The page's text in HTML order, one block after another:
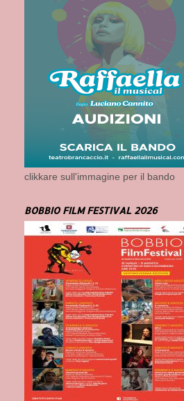
clikkare sull'immagine per il bando
BOBBIO FILM FESTIVAL 2026